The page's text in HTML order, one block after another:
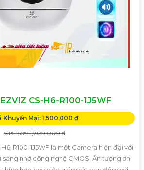
CS-H6-R100-1J5WF
Khuyến Mại: 1,500,000 ₫
Giá Bán: 1,700,000 ₫
R100-1J5WF là một Camera hiện đại với
sáng nhờ công nghệ CMOS. Ấn tượng ơn